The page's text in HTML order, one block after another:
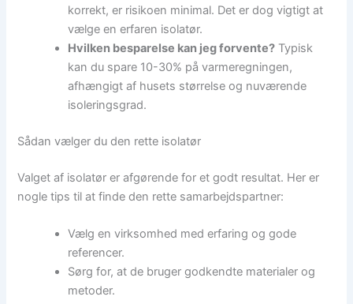
korrekt, er risikoen minimal. Det er dog vigtigt at
vælge en erfaren isolatør.
Hvilken besparelse kan jeg forvente? Typisk
kan du spare 10-30% på varmeregningen,
afhængigt af husets størrelse og nuværende
isoleringsgrad.
Sådan vælger du den rette isolatør
Valget af isolatør er afgørende for et godt resultat. Her er
nogle tips til at finde den rette samarbejdspartner:
Vælg en virksomhed med erfaring og gode
referencer.
Sørg for, at de bruger godkendte materialer og
metoder.